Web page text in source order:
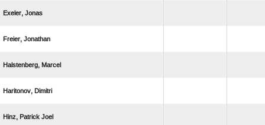
 
 
 
 
  